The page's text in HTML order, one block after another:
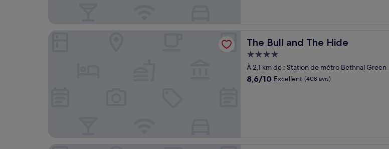
The Bull and The Hide
The Bull and The Hide
Hébergement
4.0 étoiles
À 2,1 km de : Station de métro Bethnal Green
8.6
8,6/10 Excellent (408 avis)